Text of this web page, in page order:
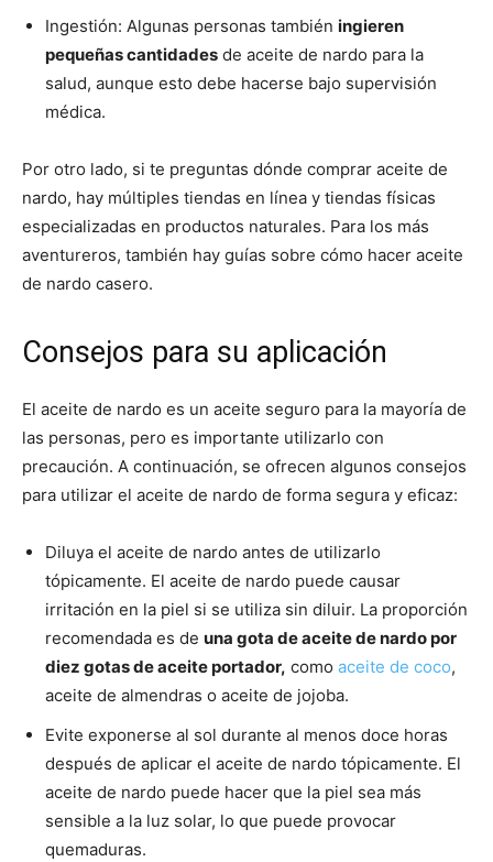
Ingestión: Algunas personas también ingieren
pequeñas cantidades de aceite de nardo para la
salud, aunque esto debe hacerse bajo supervisión
médica.
Por otro lado, si te preguntas dónde comprar aceite de
nardo, hay múltiples tiendas en línea y tiendas físicas
especializadas en productos naturales. Para los más
aventureros, también hay guías sobre cómo hacer aceite
de nardo casero.
Consejos para su aplicación
El aceite de nardo es un aceite seguro para la mayoría de
las personas, pero es importante utilizarlo con
precaución. A continuación, se ofrecen algunos consejos
para utilizar el aceite de nardo de forma segura y eficaz:
Diluya el aceite de nardo antes de utilizarlo
tópicamente. El aceite de nardo puede causar
irritación en la piel si se utiliza sin diluir. La proporción
recomendada es de una gota de aceite de nardo por
diez gotas de aceite portador, como aceite de coco,
aceite de almendras o aceite de jojoba.
Evite exponerse al sol durante al menos doce horas
después de aplicar el aceite de nardo tópicamente. El
aceite de nardo puede hacer que la piel sea más
sensible a la luz solar, lo que puede provocar
quemaduras.